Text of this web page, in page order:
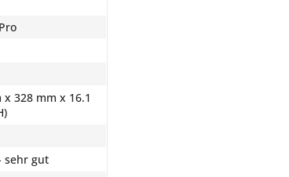
x 328 mm x 16.1
sehr gut